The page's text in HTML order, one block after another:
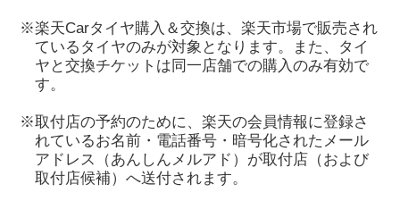
※楽天Carタイヤ購入＆交換は、楽天市場で販売され
ているタイヤのみが対象となります。また、タイ
ヤと交換チケットは同一店舗での購入のみ有効で
す。
※取付店の予約のために、楽天の会員情報に登録さ
れているお名前・電話番号・暗号化されたメール
アドレス（あんしんメルアド）が取付店（および
取付店候補）へ送付されます。